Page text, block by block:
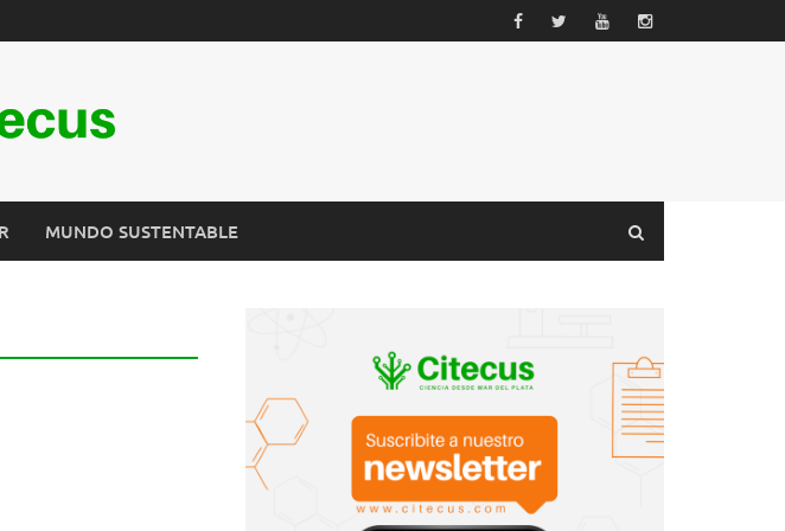
MUNDO SUSTENTABLE